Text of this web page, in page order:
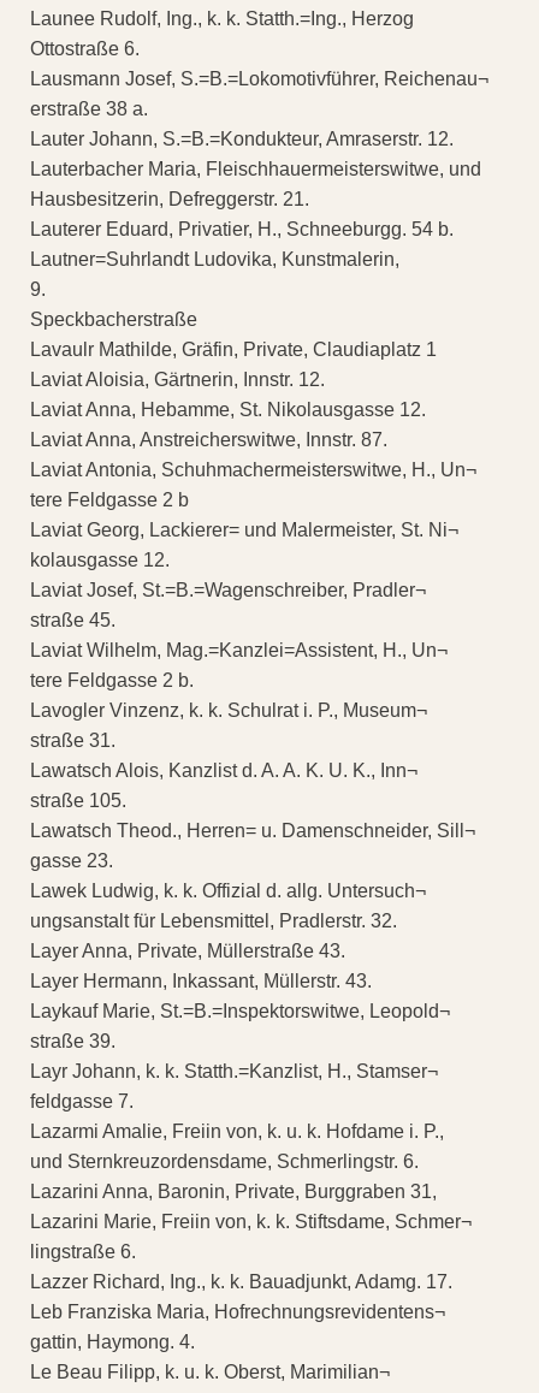
Launee Rudolf, Ing., k. k. Statth.=Ing., Herzog
Ottostraße 6.
Lausmann Josef, S.=B.=Lokomotivführer, Reichenau¬
erstraße 38 a.
Lauter Johann, S.=B.=Kondukteur, Amraserstr. 12.
Lauterbacher Maria, Fleischhauermeisterswitwe, und
Hausbesitzerin, Defreggerstr. 21.
Lauterer Eduard, Privatier, H., Schneeburgg. 54 b.
Lautner=Suhrlandt Ludovika, Kunstmalerin,
9.
Speckbacherstraße
Lavaulr Mathilde, Gräfin, Private, Claudiaplatz 1
Laviat Aloisia, Gärtnerin, Innstr. 12.
Laviat Anna, Hebamme, St. Nikolausgasse 12.
Laviat Anna, Anstreicherswitwe, Innstr. 87.
Laviat Antonia, Schuhmachermeisterswitwe, H., Un¬
tere Feldgasse 2 b
Laviat Georg, Lackierer= und Malermeister, St. Ni¬
kolausgasse 12.
Laviat Josef, St.=B.=Wagenschreiber, Pradler¬
straße 45.
Laviat Wilhelm, Mag.=Kanzlei=Assistent, H., Un¬
tere Feldgasse 2 b.
Lavogler Vinzenz, k. k. Schulrat i. P., Museum¬
straße 31.
Lawatsch Alois, Kanzlist d. A. A. K. U. K., Inn¬
straße 105.
Lawatsch Theod., Herren= u. Damenschneider, Sill¬
gasse 23.
Lawek Ludwig, k. k. Offizial d. allg. Untersuch¬
ungsanstalt für Lebensmittel, Pradlerstr. 32.
Layer Anna, Private, Müllerstraße 43.
Layer Hermann, Inkassant, Müllerstr. 43.
Laykauf Marie, St.=B.=Inspektorswitwe, Leopold¬
straße 39.
Layr Johann, k. k. Statth.=Kanzlist, H., Stamser¬
feldgasse 7.
Lazarmi Amalie, Freiin von, k. u. k. Hofdame i. P.,
und Sternkreuzordensdame, Schmerlingstr. 6.
Lazarini Anna, Baronin, Private, Burggraben 31,
Lazarini Marie, Freiin von, k. k. Stiftsdame, Schmer¬
lingstraße 6.
Lazzer Richard, Ing., k. k. Bauadjunkt, Adamg. 17.
Leb Franziska Maria, Hofrechnungsrevidentens¬
gattin, Haymong. 4.
Le Beau Filipp, k. u. k. Oberst, Marimilian¬